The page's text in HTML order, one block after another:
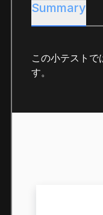
Summary
この小テスト
す。